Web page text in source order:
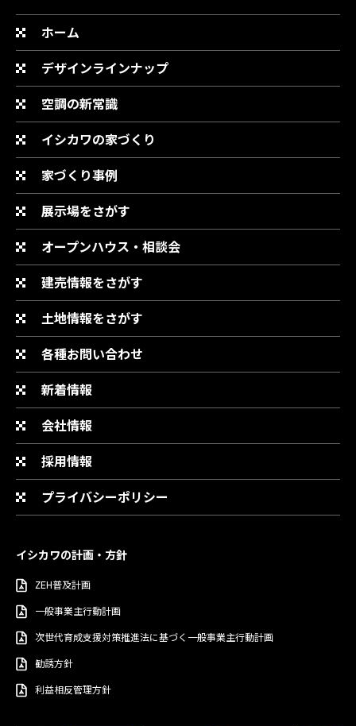
ホーム
デザインラインナップ
空調の新常識
イシカワの家づくり
家づくり事例
展示場をさがす
オープンハウス・相談会
建売情報をさがす
土地情報をさがす
各種お問い合わせ
新着情報
会社情報
採用情報
プライバシーポリシー
イシカワの計画・方針
ZEH普及計画
一般事業主行動計画
次世代育成支援対策推進法に基づく一般事業主行動計画
勧誘方針
利益相反管理方針